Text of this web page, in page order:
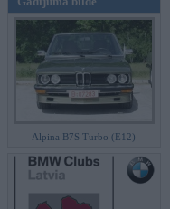
Alpina B7S Turbo (E12)